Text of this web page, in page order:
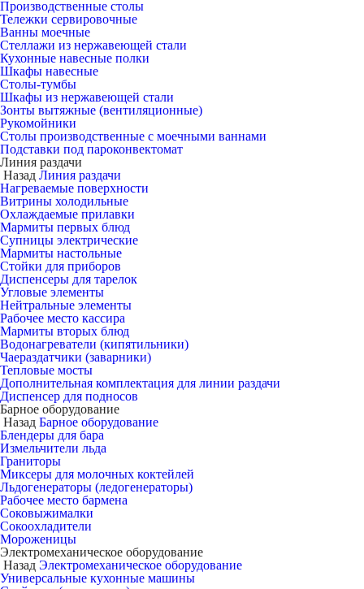
Производственные столы
Тележки сервировочные
Ванны моечные
Стеллажи из нержавеющей стали
Кухонные навесные полки
Шкафы навесные
Столы-тумбы
Шкафы из нержавеющей стали
Зонты вытяжные (вентиляционные)
Рукомойники
Столы производственные с моечными ваннами
Подставки под пароконвектомат
Линия раздачи
Назад Линия раздачи
Нагреваемые поверхности
Витрины холодильные
Охлаждаемые прилавки
Мармиты первых блюд
Супницы электрические
Мармиты настольные
Стойки для приборов
Диспенсеры для тарелок
Угловые элементы
Нейтральные элементы
Рабочее место кассира
Мармиты вторых блюд
Водонагреватели (кипятильники)
Чаераздатчики (заварники)
Тепловые мосты
Дополнительная комплектация для линии раздачи
Диспенсер для подносов
Барное оборудование
Назад Барное оборудование
Блендеры для бара
Измельчители льда
Граниторы
Миксеры для молочных коктейлей
Льдогенераторы (ледогенераторы)
Рабочее место бармена
Соковыжималки
Сокоохладители
Мороженицы
Электромеханическое оборудование
Назад Электромеханическое оборудование
Универсальные кухонные машины